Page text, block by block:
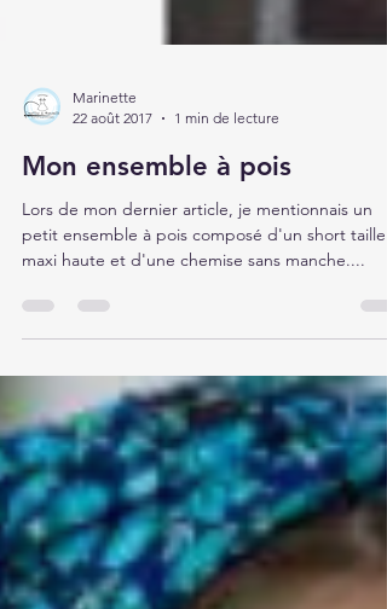
Marinette
22 août 2017
1 min de lecture
Mon ensemble à pois
Lors de mon dernier article, je mentionnais un
petit ensemble à pois composé d'un short taille